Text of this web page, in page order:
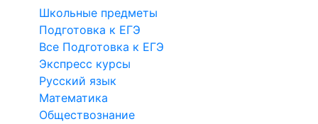
Школьные предметы
Подготовка к ЕГЭ
Все Подготовка к ЕГЭ
Экспресс курсы
Русский язык
Математика
Обществознание